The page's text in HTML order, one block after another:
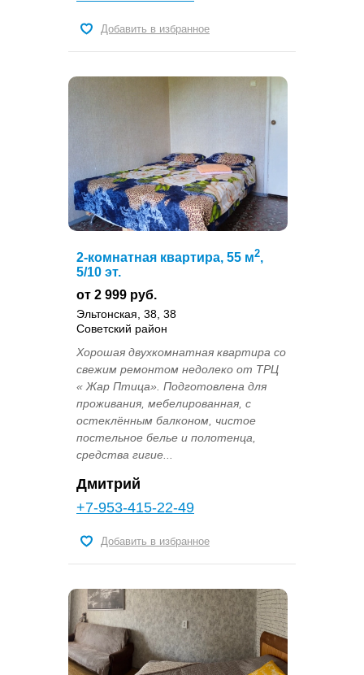
Добавить в избранное
2-комнатная квартира, 55 м2,
5/10 эт.
от 2 999 руб.
Эльтонская, 38, 38
Советский район
Хорошая двухкомнатная квартира со
свежим ремонтом недолеко от ТРЦ
« Жар Птица». Подготовлена для
проживания, мебелированная, с
остеклённым балконом, чистое
постельное белье и полотенца,
средства гигие...
Дмитрий
+7-953-415-22-49
Добавить в избранное